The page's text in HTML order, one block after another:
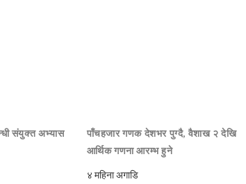
संयुक्त अभ्यास
पाँचहजार गणक देशभर पुग्दै, वैशाख २ देखि
आर्थिक गणना आरम्भ हुने
४ महिना अगाडि